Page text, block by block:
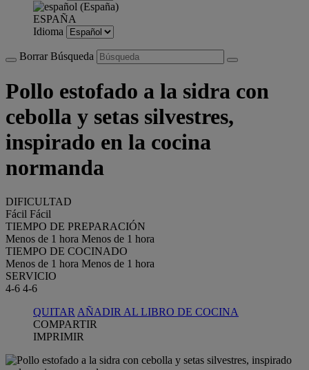
ESPAÑA
Idioma
Borrar Búsqueda
Pollo estofado a la sidra con
cebolla y setas silvestres,
inspirado en la cocina
normanda
DIFICULTAD
Fácil Fácil
TIEMPO DE PREPARACIÓN
Menos de 1 hora Menos de 1 hora
TIEMPO DE COCINADO
Menos de 1 hora Menos de 1 hora
SERVICIO
4-6 4-6
QUITAR AÑADIR AL LIBRO DE COCINA
COMPARTIR
IMPRIMIR